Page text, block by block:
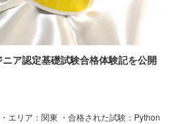
ア認定基礎試験合格体験記を公開
エリア：関東 ・合格された試験：Python